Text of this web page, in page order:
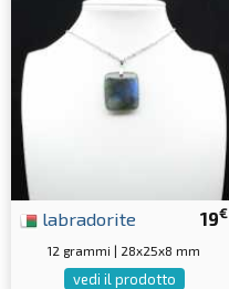
19€
labradorite
12 grammi | 28x25x8 mm
vedi il prodotto